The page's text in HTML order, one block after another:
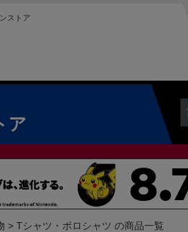
ストア
ア
Tシャツ・ポロシャツ の商品一覧